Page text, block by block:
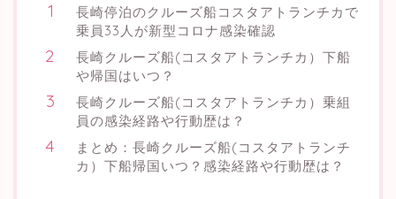
長崎停泊のクルーズ船コスタアトランチカで
乗員33人が新型コロナ感染確認
長崎クルーズ船(コスタアトランチカ）下船
や帰国はいつ？
長崎クルーズ船(コスタアトランチカ）乗組
員の感染経路や行動歴は？
まとめ：長崎クルーズ船(コスタアトランチ
カ）下船帰国いつ？感染経路や行動歴は？